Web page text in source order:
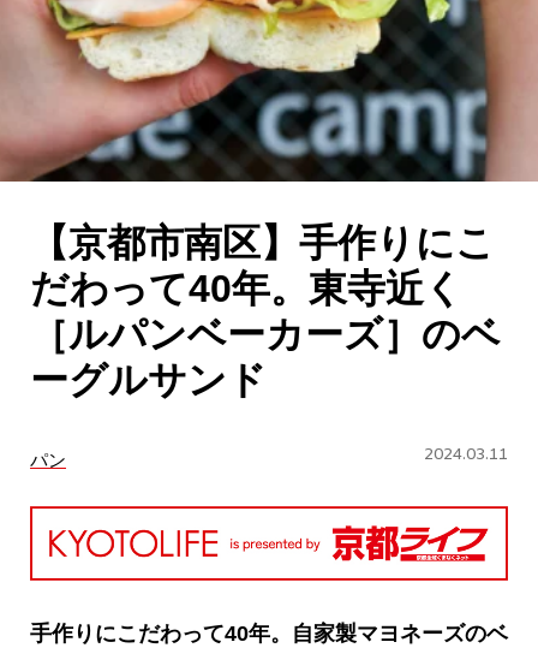
NEW OPEN
SERIES
CULTURE
ABOUT US
Instagram
チケットプレゼント応募
MAIN MENU
SERIES
【京都市南区】手作りにこ
だわって40年。東寺近く
［ルパンベーカーズ］のベ
ーグルサンド
パン 2024.03.11
手作りにこだわって40年。自家製マヨネーズのベ